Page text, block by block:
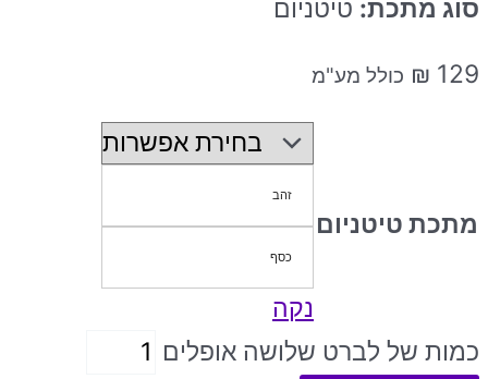
סוג מתכת: טיטניום
₪ 129 כולל מע"מ
מתכת טיטניום
זהב
כסף
נקה
כמות של לברט שלושה אופלים